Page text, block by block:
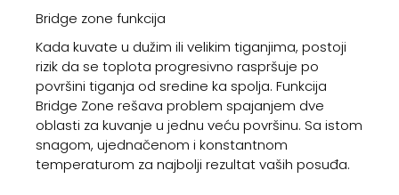
Bridge zone funkcija
Kada kuvate u dužim ili velikim tiganjima, postoji
rizik da se toplota progresivno raspršuje po
površini tiganja od sredine ka spolja. Funkcija
Bridge Zone rešava problem spajanjem dve
oblasti za kuvanje u jednu veću površinu. Sa istom
snagom, ujednačenom i konstantnom
temperaturom za najbolji rezultat vaših posuđa.